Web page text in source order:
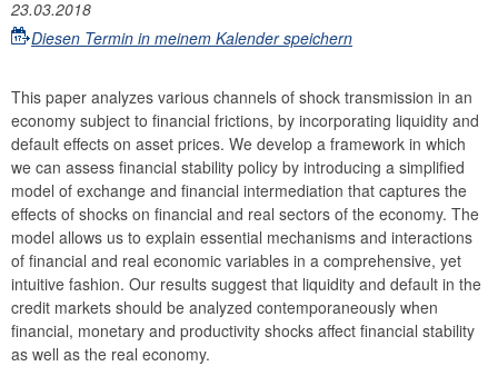
23.03.2018
Diesen Termin in meinem Kalender speichern
This paper analyzes various channels of shock transmission in an
economy subject to financial frictions, by incorporating liquidity and
default effects on asset prices. We develop a framework in which
we can assess financial stability policy by introducing a simplified
model of exchange and financial intermediation that captures the
effects of shocks on financial and real sectors of the economy. The
model allows us to explain essential mechanisms and interactions
of financial and real economic variables in a comprehensive, yet
intuitive fashion. Our results suggest that liquidity and default in the
credit markets should be analyzed contemporaneously when
financial, monetary and productivity shocks affect financial stability
as well as the real economy.